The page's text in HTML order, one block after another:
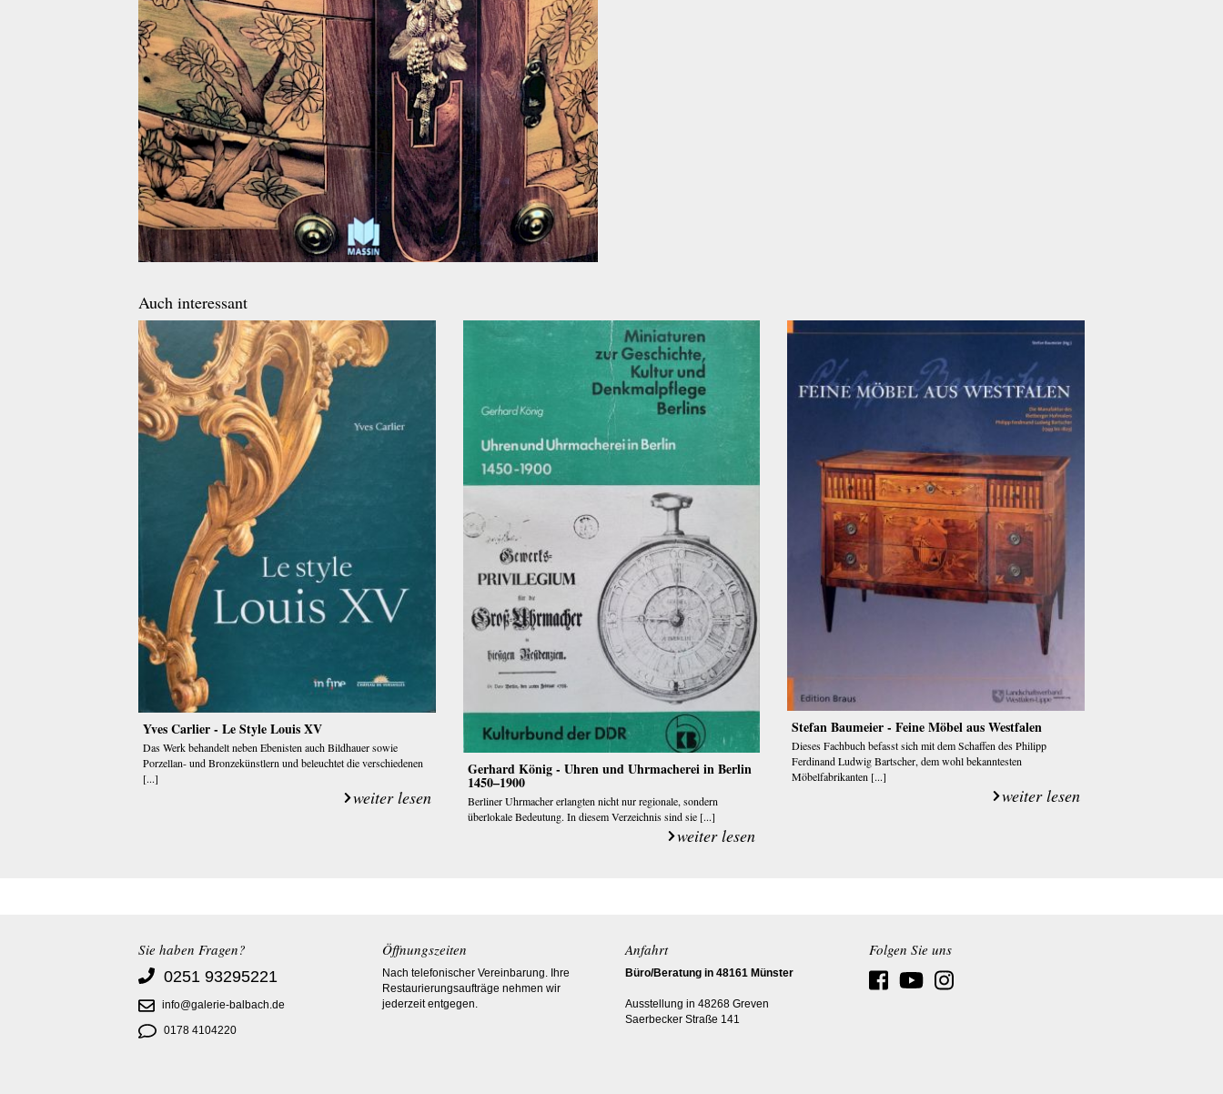
Auch interessant
Yves Carlier - Le Style Louis XV
Das Werk behandelt neben Ebenisten auch Bildhauer sowie
Porzellan- und Bronzekünstlern und beleuchtet die verschiedenen
[...]
weiter lesen
Gerhard König - Uhren und Uhrmacherei in Berlin
1450–1900
Berliner Uhrmacher erlangten nicht nur regionale, sondern
überlokale Bedeutung. In diesem Verzeichnis sind sie [...]
weiter lesen
Stefan Baumeier - Feine Möbel aus Westfalen
Dieses Fachbuch befasst sich mit dem Schaffen des Philipp
Ferdinand Ludwig Bartscher, dem wohl bekanntesten
Möbelfabrikanten [...]
weiter lesen
Sie haben Fragen?
0251 93295221
info@galerie-balbach.de
0178 4104220
Öffnungszeiten
Nach telefonischer Vereinbarung. Ihre
Restaurierungsaufträge nehmen wir
jederzeit entgegen.
Anfahrt
Büro/Beratung in 48161 Münster
Ausstellung in 48268 Greven
Saerbecker Straße 141
Folgen Sie uns